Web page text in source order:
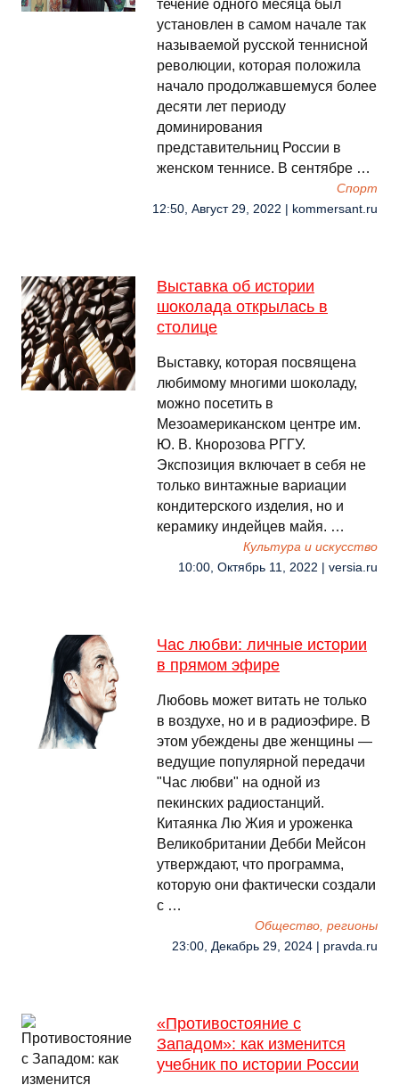
течение одного месяца был
установлен в самом начале так
называемой русской теннисной
революции, которая положила
начало продолжавшемуся более
десяти лет периоду
доминирования
представительниц России в
женском теннисе. В сентябре …
Спорт
12:50, Август 29, 2022 | kommersant.ru
Выставка об истории
шоколада открылась в
столице
Выставку, которая посвящена
любимому многими шоколаду,
можно посетить в
Мезоамериканском центре им.
Ю. В. Кнорозова РГГУ.
Экспозиция включает в себя не
только винтажные вариации
кондитерского изделия, но и
керамику индейцев майя. …
Культура и искусство
10:00, Октябрь 11, 2022 | versia.ru
Час любви: личные истории
в прямом эфире
Любовь может витать не только
в воздухе, но и в радиоэфире. В
этом убеждены две женщины —
ведущие популярной передачи
"Час любви" на одной из
пекинских радиостанций.
Китаянка Лю Жия и уроженка
Великобритании Дебби Мейсон
утверждают, что программа,
которую они фактически создали
с …
Общество, регионы
23:00, Декабрь 29, 2024 | pravda.ru
«Противостояние с
Западом»: как изменится
учебник по истории России